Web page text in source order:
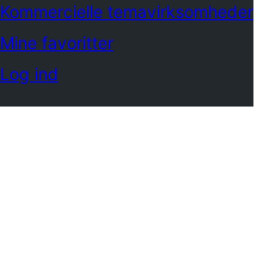
Kommercielle temavirksomheder
Mine favoritter
Log ind